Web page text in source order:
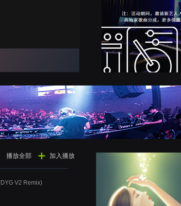
播放全部 加入播放
V2 Remix)